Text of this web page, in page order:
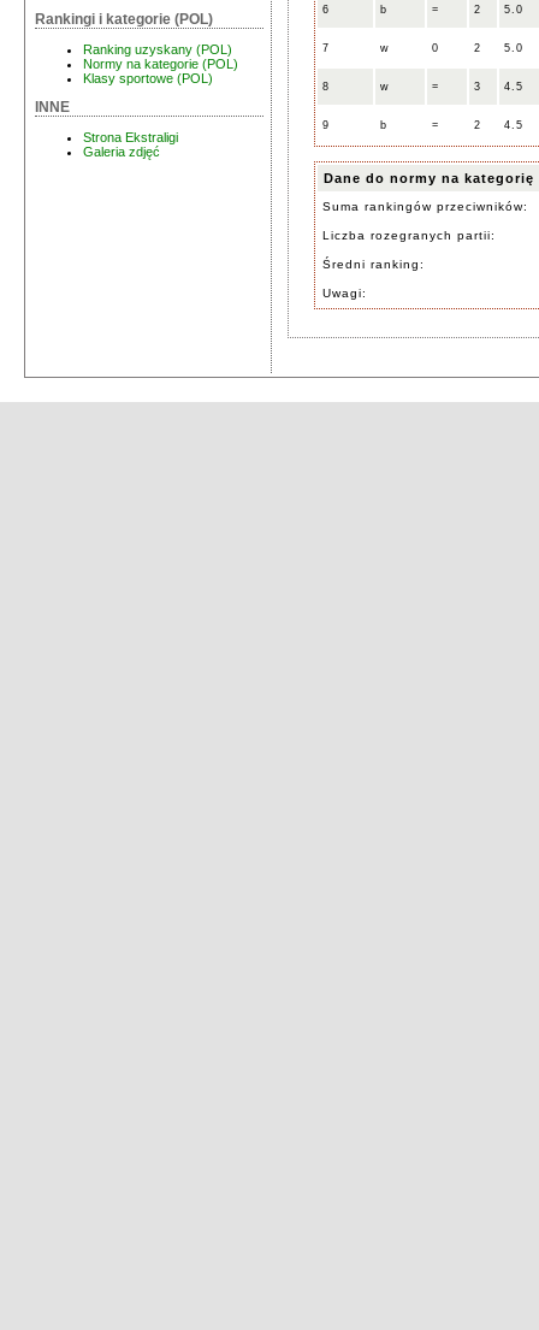
Rankingi i kategorie (POL)
Ranking uzyskany (POL)
Normy na kategorie (POL)
Klasy sportowe (POL)
INNE
Strona Ekstraligi
Galeria zdjęć
6 b = 2 5.0
7 w 0 2 5.0
8 w = 3 4.5
9 b = 2 4.5
Dane do normy na kategorię
Suma rankingów przeciwników:
Liczba rozegranych partii:
Średni ranking:
Uwagi: